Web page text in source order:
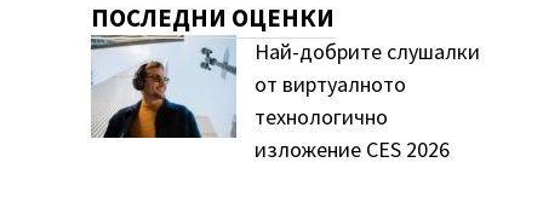
ПОСЛЕДНИ ОЦЕНКИ
Най-добрите слушалки
от виртуалното
технологично
изложение CES 2026